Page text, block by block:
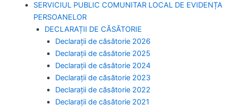
SERVICIUL PUBLIC COMUNITAR LOCAL DE EVIDENȚA
PERSOANELOR
DECLARAȚII DE CĂSĂTORIE
Declarații de căsătorie 2026
Declarații de căsătorie 2025
Declarații de căsătorie 2024
Declarații de căsătorie 2023
Declarații de căsătorie 2022
Declarații de căsătorie 2021